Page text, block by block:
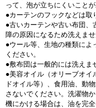
って、泡が立ちにくいこと
●カーテンのフックなどは取
●古いカーテンや古い布団、
障の原因になるため洗えませ
●ウール等、生地の種類に
ください。
●敷布団は一般的には洗えま
●美容オイル（オリーブオイ
ドオイル等）、食用油、動
さないでください。洗濯物
機にかける場合は、油を完